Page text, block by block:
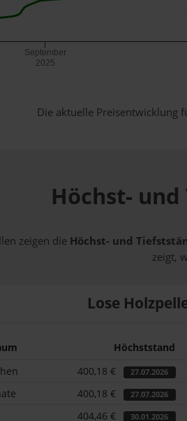
September
2025
Die aktuelle Preisentwicklung
Höchst-
zeigen die Höchst- und
zeigt,
Lose
Höchststand
400,18 € 27.07.2026
400,18 € 27.07.2026
404,46 € 30.01.2026